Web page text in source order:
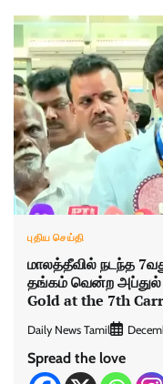
புதிய செய்தி
மாலத்தீவில் நடந்த
தங்கம் வென்ற அப்துல்
Gold at the 7th
Daily News Tamil
Spread the love